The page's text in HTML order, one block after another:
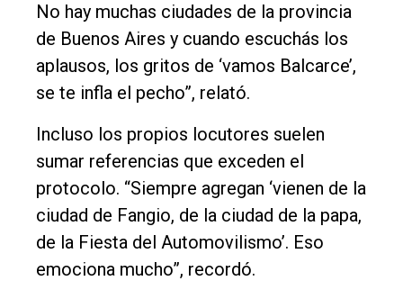
No hay muchas ciudades de la provincia
de Buenos Aires y cuando escuchás los
aplausos, los gritos de ‘vamos Balcarce’,
se te infla el pecho”, relató.
Incluso los propios locutores suelen
sumar referencias que exceden el
protocolo. “Siempre agregan ‘vienen de la
ciudad de Fangio, de la ciudad de la papa,
de la Fiesta del Automovilismo’. Eso
emociona mucho”, recordó.